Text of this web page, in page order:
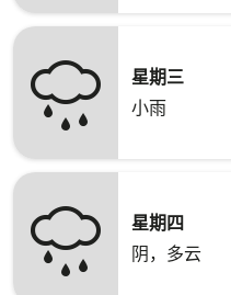
星期三
小雨
星期四
阴，多云